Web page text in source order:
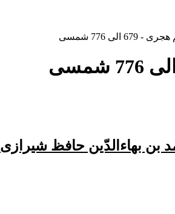
الی 776 شمسی
بهاءالدّین حافظ شیرازی